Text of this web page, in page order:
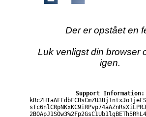
Der er opstået en
Luk venligst din browser
igen.
Support Information: